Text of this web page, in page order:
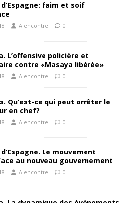
d’Espagne: faim et soif
Alencontre 0
L’offensive policière et
contre «Masaya libérée»
Alencontre 0
Qu’est-ce qui peut arrêter le
en chef?
Alencontre 0
Le mouvement
au nouveau gouvernement
Alencontre 0